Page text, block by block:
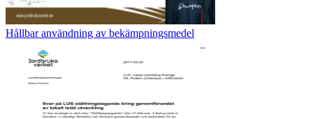
Hållbar användning av bekämpningsmedel